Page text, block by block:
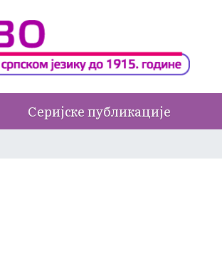
Серијске публикације